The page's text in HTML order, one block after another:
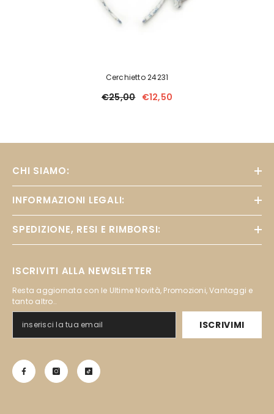
Cerchietto 24231
€25,00 €12,50
CHI SIAMO:
INFORMAZIONI LEGALI:
SPEDIZIONE, RESI E RIMBORSI:
ISCRIVITI ALLA NEWSLETTER
Resta aggiornata con le Ultime Novità, Promozioni, Vantaggi e
tanto altro..
ISCRIVIMI